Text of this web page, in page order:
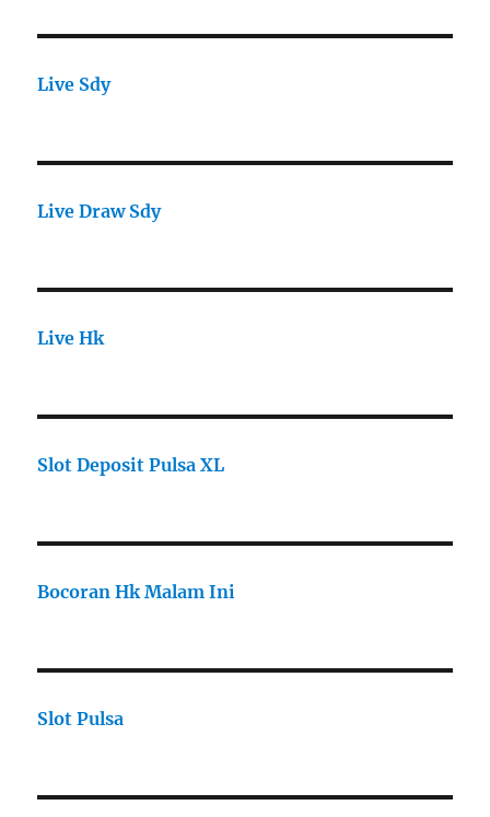
Live Sdy
Live Draw Sdy
Live Hk
Slot Deposit Pulsa XL
Bocoran Hk Malam Ini
Slot Pulsa